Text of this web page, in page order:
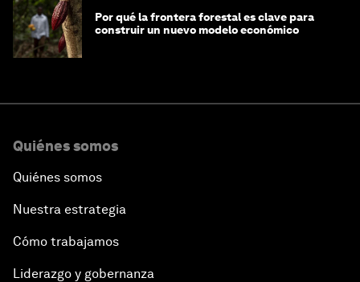
Por qué la frontera forestal es clave para
construir un nuevo modelo económico
Quiénes somos
Quiénes somos
Nuestra estrategia
Cómo trabajamos
Liderazgo y gobernanza